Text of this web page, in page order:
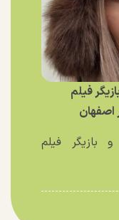
فیلم
اصفهان
و بازیگر فیلم